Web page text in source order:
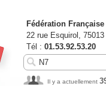
Fédération
22 rue Esquirol,
Tél : 01.53.92.53.20
Il y a actuellement